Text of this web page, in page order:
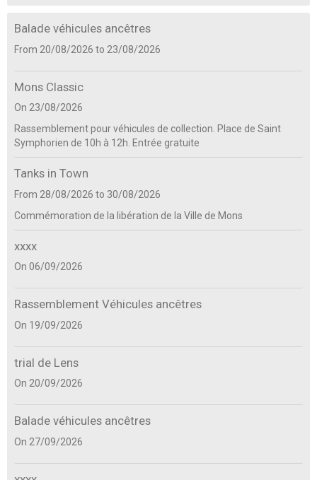
Balade véhicules ancêtres
From 20/08/2026 to 23/08/2026
Mons Classic
On 23/08/2026
Rassemblement pour véhicules de collection. Place de Saint
Symphorien de 10h à 12h. Entrée gratuite
Tanks in Town
From 28/08/2026 to 30/08/2026
Commémoration de la libération de la Ville de Mons
xxxx
On 06/09/2026
Rassemblement Véhicules ancêtres
On 19/09/2026
trial de Lens
On 20/09/2026
Balade véhicules ancêtres
On 27/09/2026